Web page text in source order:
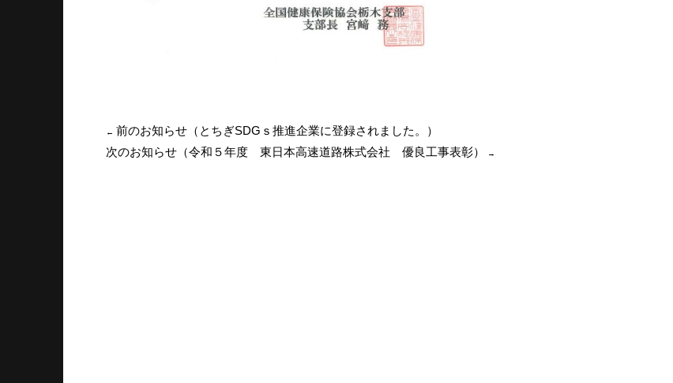
← 前のお知らせ（とちぎSDGｓ推進企業に登録されました。）
次のお知らせ（令和５年度 東日本高速道路株式会社 優良工事表彰）
→